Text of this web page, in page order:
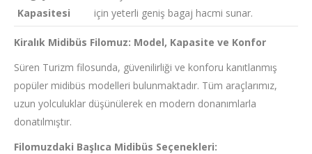
Kapasitesi
için yeterli geniş bagaj hacmi sunar.
Kiralık Midibüs Filomuz: Model, Kapasite ve Konfor
Süren Turizm filosunda, güvenilirliği ve konforu kanıtlanmış
popüler midibüs modelleri bulunmaktadır. Tüm araçlarımız,
uzun yolculuklar düşünülerek en modern donanımlarla
donatılmıştır.
Filomuzdaki Başlıca Midibüs Seçenekleri: